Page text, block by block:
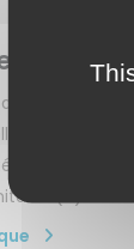
l’air dans
de l’air
est devenu
(…)